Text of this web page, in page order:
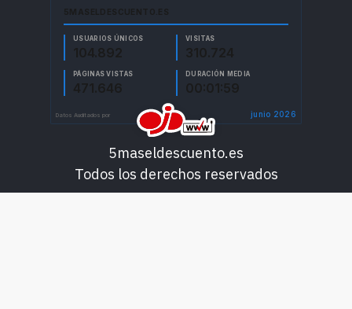
5maseldescuento.es
Todos los derechos reservados